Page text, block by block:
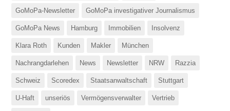
GoMoPa-Newsletter GoMoPa investigativer Journalismus
GoMoPa News Hamburg Immobilien Insolvenz
Klara Roth Kunden Makler München
Nachrangdarlehen News Newsletter NRW Razzia
Schweiz Scoredex Staatsanwaltschaft Stuttgart
U-Haft unseriös Vermögensverwalter Vertrieb